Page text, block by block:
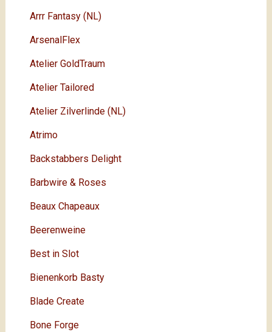
Arrr Fantasy (NL)
ArsenalFlex
Atelier GoldTraum
Atelier Tailored
Atelier Zilverlinde (NL)
Atrimo
Backstabbers Delight
Barbwire & Roses
Beaux Chapeaux
Beerenweine
Best in Slot
Bienenkorb Basty
Blade Create
Bone Forge